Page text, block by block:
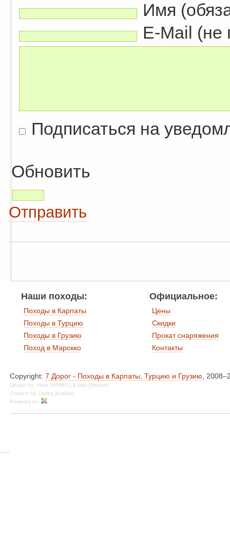
Имя
E-Mail (не
Подписаться на
Обновить
Отправить
Наши походы:
Походы в Карпаты
Походы в Турцию
Походы в Грузию
Поход в Марокко
Официальное:
Цены
Скидки
Прокат снаряжения
Контакты
Copyright: 7 Дорог - Походы в Карпаты, Турцию и Грузию,
Design by: Yana [HRMFL] & Max [Romah]
Content by: Dmitry [Krabat]
Powered by: